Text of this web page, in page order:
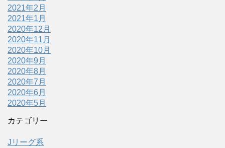
2021年2月
2021年1月
2020年12月
2020年11月
2020年10月
2020年9月
2020年8月
2020年7月
2020年6月
2020年5月
カテゴリー
Jリーグ系